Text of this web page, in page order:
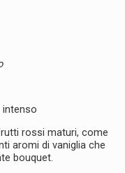
intenso
rossi maturi, come
aromi di vaniglia che
bouquet.